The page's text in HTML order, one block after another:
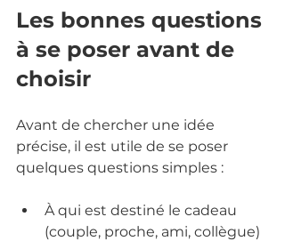
Les bonnes questions
à se poser avant de
choisir
Avant de chercher une idée
précise, il est utile de se poser
quelques questions simples :
À qui est destiné le cadeau
(couple, proche, ami, collègue)